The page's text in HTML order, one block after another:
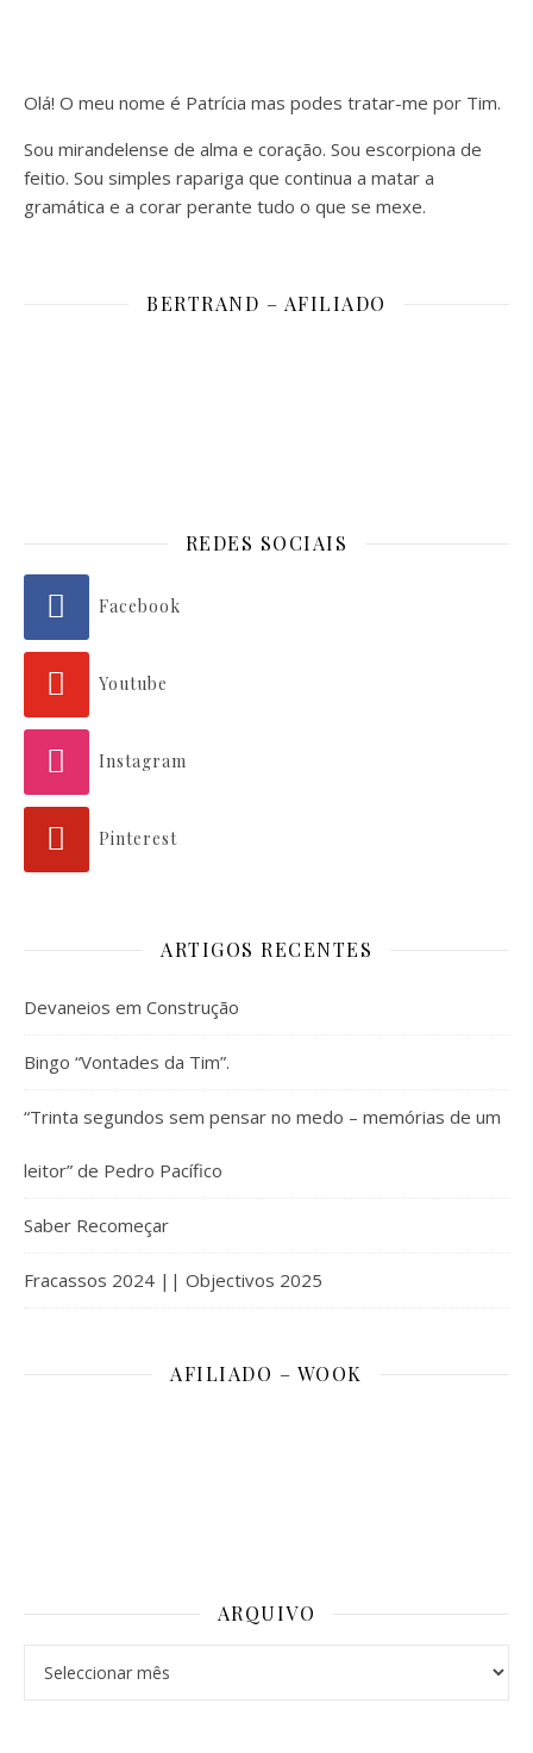
Olá! O meu nome é Patrícia mas podes tratar-me por Tim.
Sou mirandelense de alma e coração. Sou escorpiona de
feitio. Sou simples rapariga que continua a matar a
gramática e a corar perante tudo o que se mexe.
BERTRAND – AFILIADO
REDES SOCIAIS
Facebook
Youtube
Instagram
Pinterest
ARTIGOS RECENTES
Devaneios em Construção
Bingo “Vontades da Tim”.
“Trinta segundos sem pensar no medo – memórias de um
leitor” de Pedro Pacífico
Saber Recomeçar
Fracassos 2024 || Objectivos 2025
AFILIADO – WOOK
ARQUIVO